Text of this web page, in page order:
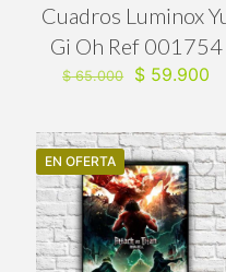
Cuadros Luminox
Gi Oh Ref 001754
$65.000
El
era:
$ 65.000.
$ 59.900
$
EN OFERTA